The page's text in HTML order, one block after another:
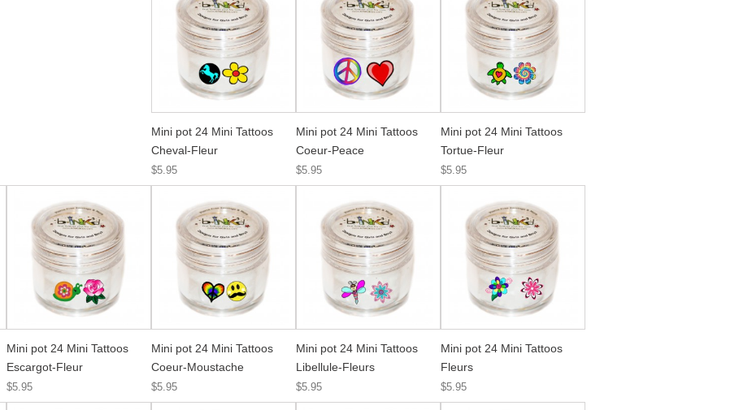
Mini pot 24 Mini Tattoos
Cheval-Fleur
$5.95
Mini pot 24 Mini Tattoos
Coeur-Peace
$5.95
Mini pot 24 Mini Tattoos
Tortue-Fleur
$5.95
Mini pot 24 Mini Tattoos
Escargot-Fleur
$5.95
Mini pot 24 Mini Tattoos
Coeur-Moustache
$5.95
Mini pot 24 Mini Tattoos
Libellule-Fleurs
$5.95
Mini pot 24 Mini Tattoos
Fleurs
$5.95